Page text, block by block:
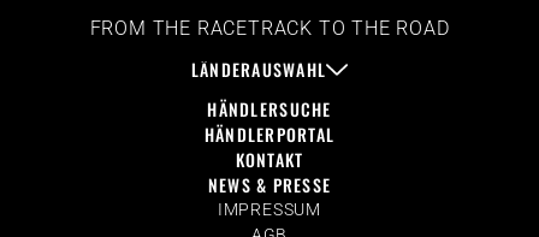
FROM THE RACETRACK TO THE ROAD
LÄNDERAUSWAHL
HÄNDLERSUCHE
HÄNDLERPORTAL
KONTAKT
NEWS & PRESSE
IMPRESSUM